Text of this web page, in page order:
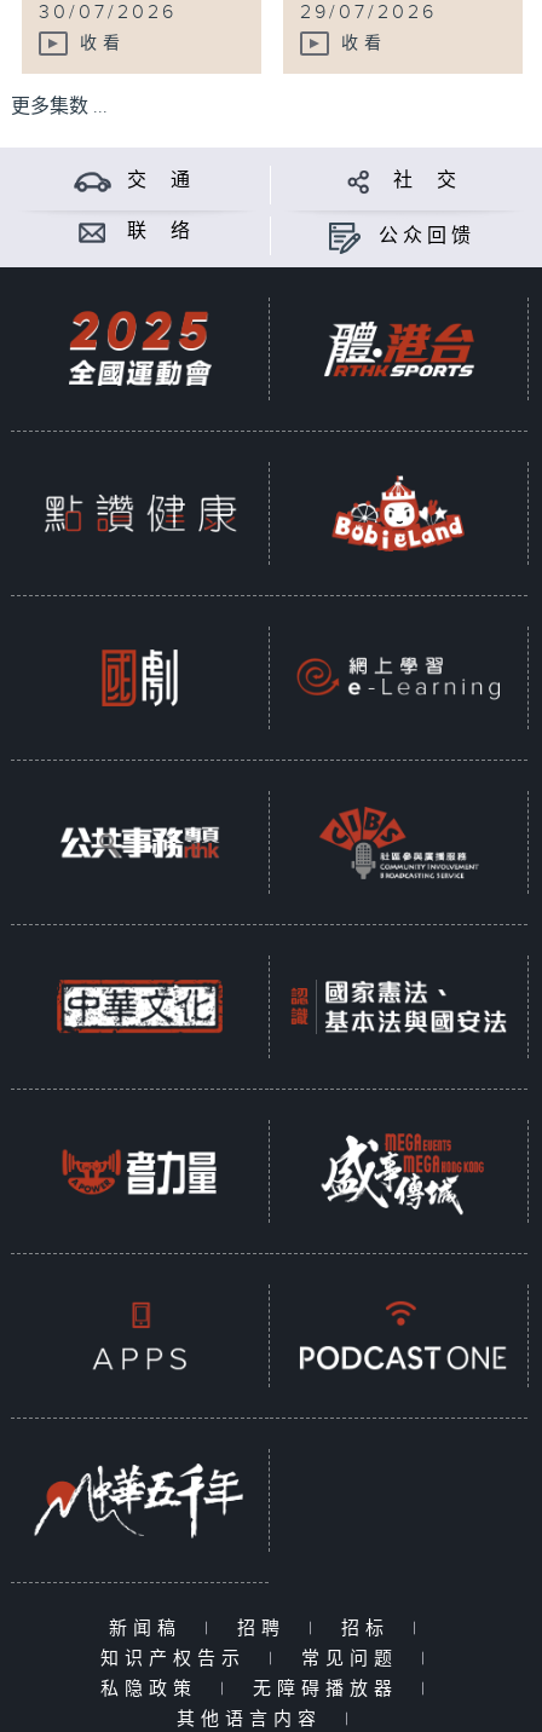
30/07/2026
收看
29/07/2026
收看
更多集数 ...
交 通 社 交
联 络 公众回馈
新闻稿 | 招聘 | 招标
|
知识产权告示
| 常见问题
|
私隐政策
| 无障碍播放器
|
其他语言内容
|